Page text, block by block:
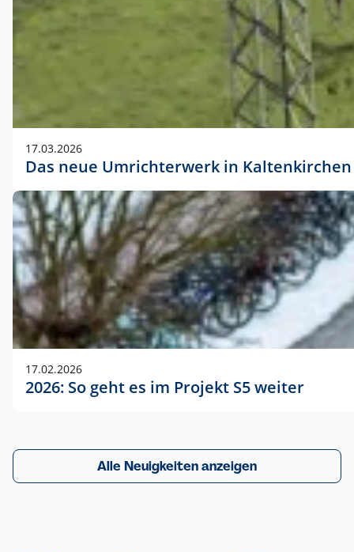
17.03.2026
Das neue Umrichterwerk in Kaltenkirchen
17.02.2026
2026: So geht es im Projekt S5 weiter
Alle Neuigkeiten anzeigen